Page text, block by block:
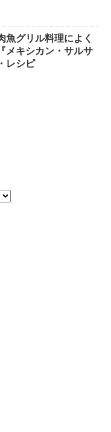
魚グリル料理によく
メキシカン・サルサ
レシピ